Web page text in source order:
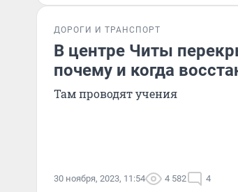
ДОРОГИ И ТРАНСПОРТ
В центре Читы
почему и когда
Там проводят учения
30 ноября, 2023, 11:54 4 582 4